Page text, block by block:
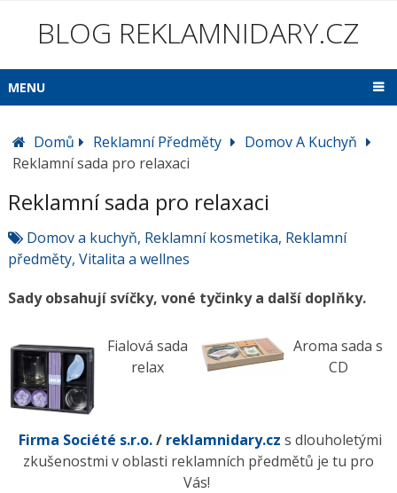
BLOG REKLAMNIDARY.CZ
MENU
Domů Reklamní Předměty
Domov A Kuchyň
Reklamní sada pro relaxaci
Reklamní sada pro relaxaci
Domov a kuchyň, Reklamní kosmetika, Reklamní
předměty, Vitalita a wellnes
Sady obsahují svíčky, voné tyčinky a další doplňky.
Fialová sada
relax
Aroma sada s
CD
Firma Société s.r.o./ reklamnidary.cz s dlouholetými
zkušenostmi v oblasti reklamních předmětů je tu pro
Vás!